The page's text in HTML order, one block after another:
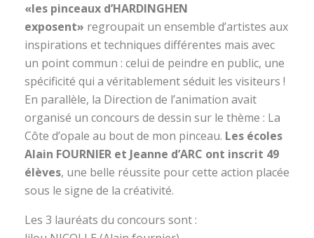
«les pinceaux d’HARDINGHEN
exposent» regroupait un ensemble d’artistes aux
inspirations et techniques différentes mais avec
un point commun : celui de peindre en public, une
spécificité qui a véritablement séduit les visiteurs !
En parallèle, la Direction de l’animation avait
organisé un concours de dessin sur le thème : La
Côte d’opale au bout de mon pinceau. Les écoles
Alain FOURNIER et Jeanne d’ARC ont inscrit 49
élèves, une belle réussite pour cette action placée
sous le signe de la créativité.
Les 3 lauréats du concours sont :